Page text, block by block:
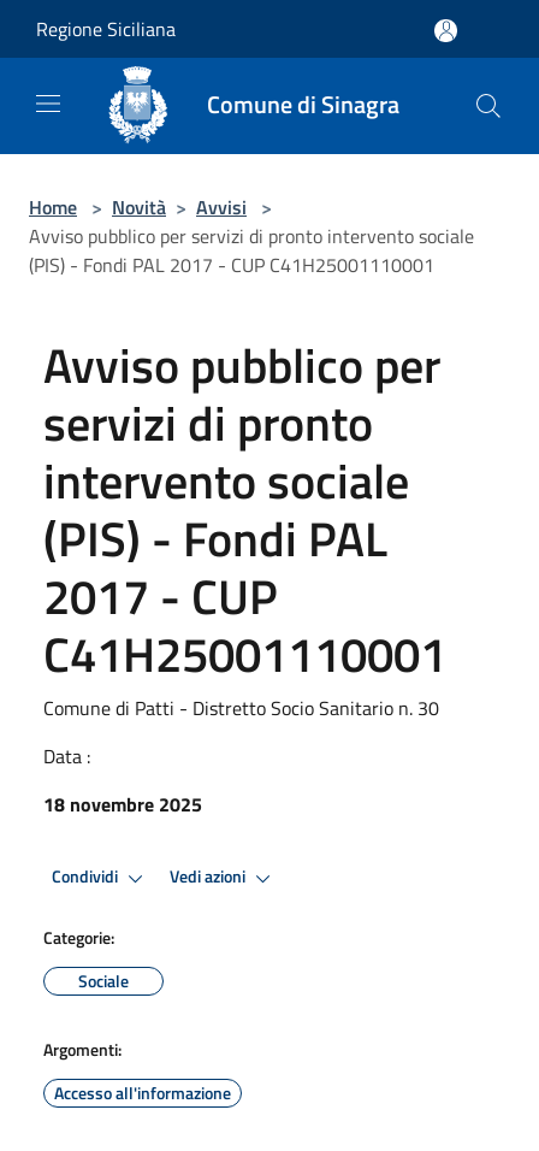
Regione Siciliana
Comune di Sinagra
Home > Novità > Avvisi >
Avviso pubblico per servizi di pronto intervento sociale
(PIS) - Fondi PAL 2017 - CUP C41H25001110001
Avviso pubblico per
servizi di pronto
intervento sociale
(PIS) - Fondi PAL
2017 - CUP
C41H25001110001
Comune di Patti - Distretto Socio Sanitario n. 30
Data :
18 novembre 2025
Condividi Vedi azioni
Categorie:
Sociale
Argomenti:
Accesso all'informazione